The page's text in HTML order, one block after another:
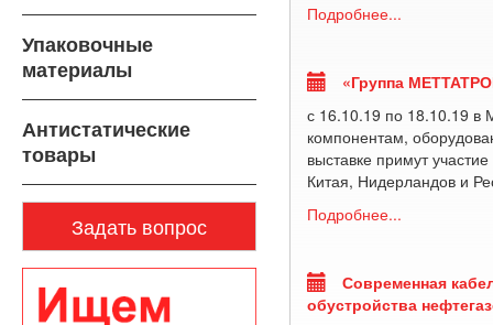
Упаковочные
материалы
Антистатические
товары
Задать вопрос
Подробнее...
«Группа
с 16.10.19 по 18.10.19 в
компонентам,
выставке примут
Китая, Нидерландов и
Подробнее...
Современная
обустройства